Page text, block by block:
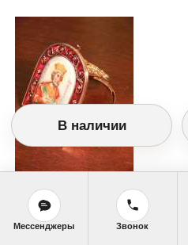
<<
Воскресенье, 17
старому
В наличии
Мессенджеры Звонок